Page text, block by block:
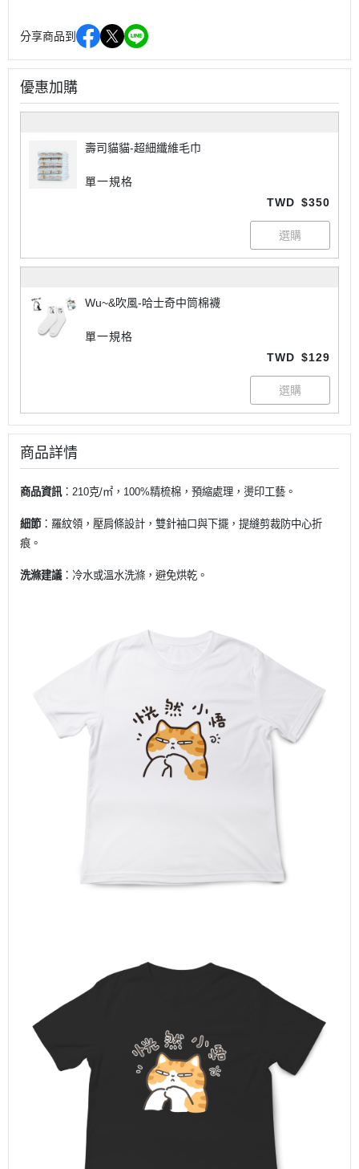
分享商品到
優惠加購
壽司貓貓-超細纖維毛巾
單一規格
TWD $350
Wu~&吹風-哈士奇中筒棉襪
單一規格
TWD $129
商品詳情
商品資訊 ：210克/㎡，100%精梳棉，預縮處理，燙印工藝。
細節 ：羅紋領，壓肩條設計，雙針袖口與下擺，提縫剪裁防中心折
痕。
洗滌建議：冷水或溫水洗滌，避免烘乾。